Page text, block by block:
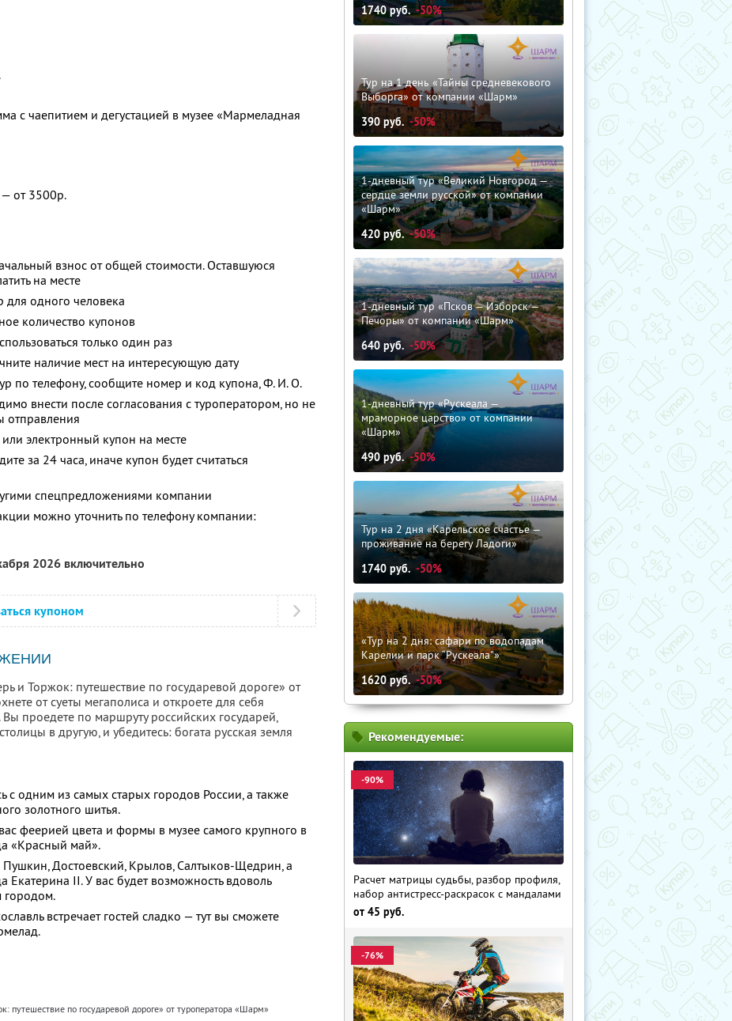
с чаепитием и дегустацией в музее «Мармеладная
от 3500р.
взнос от общей стоимости. Оставшуюся
на месте
для одного человека
количество купонов
только один раз
наличие мест на интересующую дату
по телефону, сообщите номер и код купона,Ф. И. О.
внести после согласования с туроператором, но не
отправления
электронный купон на месте
за 24 часа, иначе купон будет считаться
спецпредложениями компании
можно уточнить по телефону компании:
2026 включительно
купоном
и Торжок: путешествие по государевой дороге» от
от суеты мегаполиса и откроете для себя
проедете по маршруту российских государей,
в другую, и убедитесь: богата русская земля
с одним из самых старых городов России, а также
золотного шитья.
феерией цвета и формы в музее самого крупного в
«Красный май».
Пушкин, Достоевский, Крылов, Салтыков-Щедрин, а
Екатерина II. У вас будет возможность вдоволь
городом.
встречает гостей сладко — тут вы сможете
путешествие по государевой дороге» от туроператора «Шарм»
1740руб. -50%
Тур на 1 день «Тайны средневекового
Выборга» от компании «Шарм»
390 руб. -50%
1-дневный тур «Великий Новгород —
сердце земли русской» от компании
«Шарм»
420 руб. -50%
1-дневный тур «Псков — Изборск —
Печоры» от компании «Шарм»
640 руб. -50%
1-дневный тур «Рускеала —
мраморное царство» от компании
«Шарм»
490 руб. -50%
Тур на 2 дня «Карельское счастье —
проживание на берегу Ладоги»
1740 руб. -50%
«Тур на 2 дня: сафари по водопадам
Карелии и парк “Рускеала"»
1620руб. -50%
Рекомендуемые:
-90%
Расчет матрицы судьбы, разбор профиля,
набор антистресс-раскрасок с мандалами
от 45 руб.
-76%